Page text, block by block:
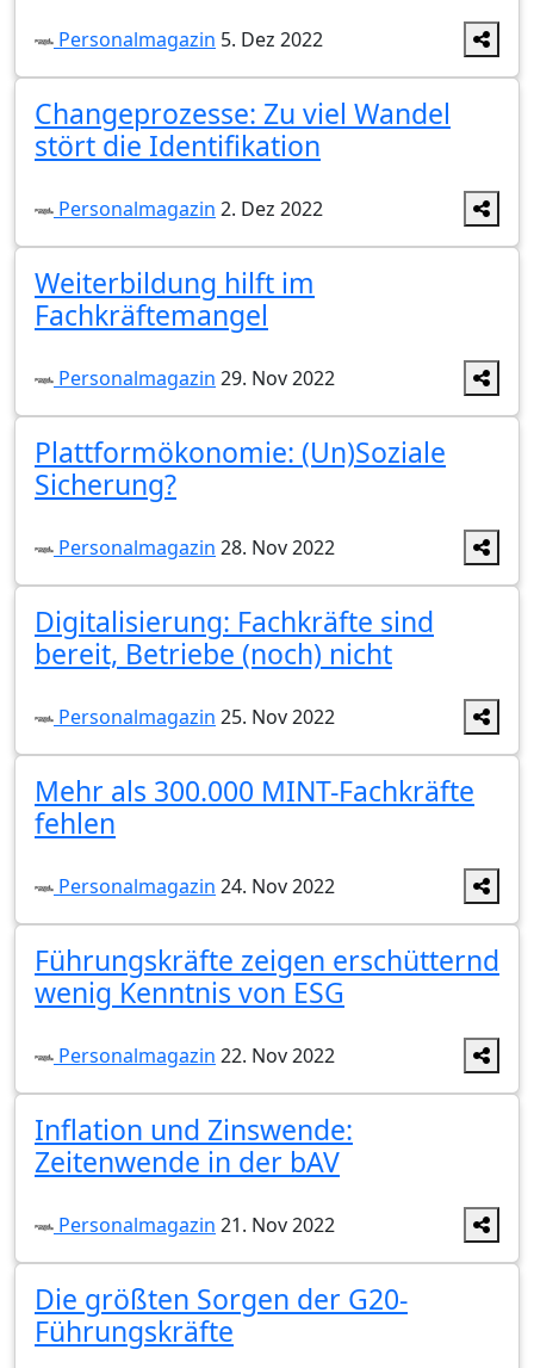
Personalmagazin 5. Dez 2022
Changeprozesse: Zu viel Wandel
stört die Identifikation
Personalmagazin 2. Dez 2022
Weiterbildung hilft im
Fachkräftemangel
Personalmagazin 29. Nov 2022
Plattformökonomie: (Un)Soziale
Sicherung?
Personalmagazin 28. Nov 2022
Digitalisierung: Fachkräfte sind
bereit, Betriebe (noch) nicht
Personalmagazin 25. Nov 2022
Mehr als 300.000 MINT-Fachkräfte
fehlen
Personalmagazin 24. Nov 2022
Führungskräfte zeigen erschütternd
wenig Kenntnis von ESG
Personalmagazin 22. Nov 2022
Inflation und Zinswende:
Zeitenwende in der bAV
Personalmagazin 21. Nov 2022
Die größten Sorgen der G20-
Führungskräfte